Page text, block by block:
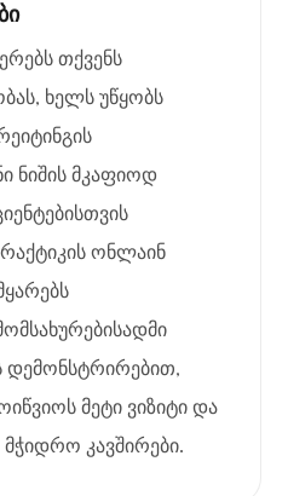
თქვენს
ხელს უწყობს
ნიშის მკაფიოდ
ონლაინ
დემონსტრირებით,
მეტი ვიზიტი და
კავშირები.